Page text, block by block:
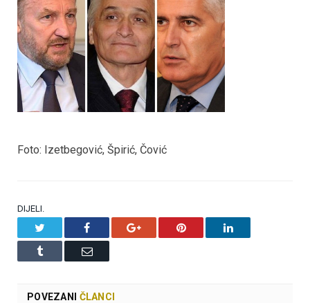
Foto: Izetbegović, Špirić, Čović
DIJELI.
Facebook Google+ Pinterest LinkedIn
Tumblr Email
POVEZANI ČLANCI